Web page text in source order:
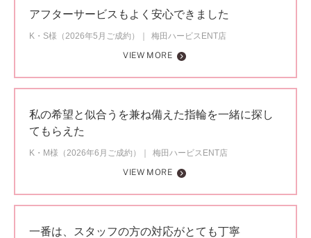
アフターサービスもよく安心できました
K・S様（2026年5月ご成約）
梅田ハービスENT店
VIEW MORE
私の希望と似合うを兼ね備えた指輪を一緒に探し
てもらえた
K・M様（2026年6月ご成約）
梅田ハービスENT店
VIEW MORE
一番は、スタッフの方の対応がとても丁寧